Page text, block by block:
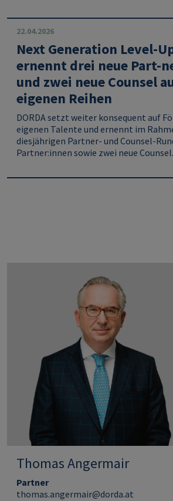
22.04.2026
Next Generation Level-
ernennt drei neue Part-
und zwei neue Counsel
eigenen Reihen
DORDA setzt weiter konsequent auf
eigenen Talente und ernennt im
diesjährigen Partner- und Counsel-
Partner:innen sowie zwei neue Counsel.
Thomas Angermair
Partner
thomas.angermair@dorda.at